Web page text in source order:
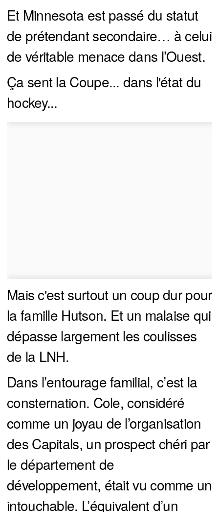
Et Minnesota est passé du statut
de prétendant secondaire… à celui
de véritable menace dans l’Ouest.
Ça sent la Coupe... dans l'état du
hockey...
Mais c'est surtout un coup dur pour
la famille Hutson. Et un malaise qui
dépasse largement les coulisses
de la LNH.
Dans l’entourage familial, c’est la
consternation. Cole, considéré
comme un joyau de l’organisation
des Capitals, un prospect chéri par
le département de
développement, était vu comme un
intouchable. L’équivalent d’un